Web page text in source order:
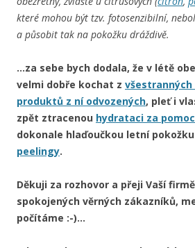
které mohou být tzv. fotosenzibilní,
a působit tak na pokožku dráždivě.
…za sebe bych dodala, že v létě
velmi dobře kochat z všestranných
produktů z ní odvozených, pleť i
zpět ztracenou hydrataci za
dokonale hlaďoučkou letní
peelingy.
Děkuji za rozhovor a přeji Vaší
spokojených věrných zákazníků,
počítáme :-)…